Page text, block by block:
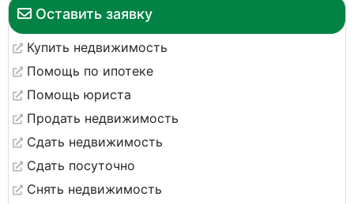
Оставить заявку
Купить недвижимость
Помощь по ипотеке
Помощь юриста
Продать недвижимость
Сдать недвижимость
Сдать посуточно
Снять недвижимость